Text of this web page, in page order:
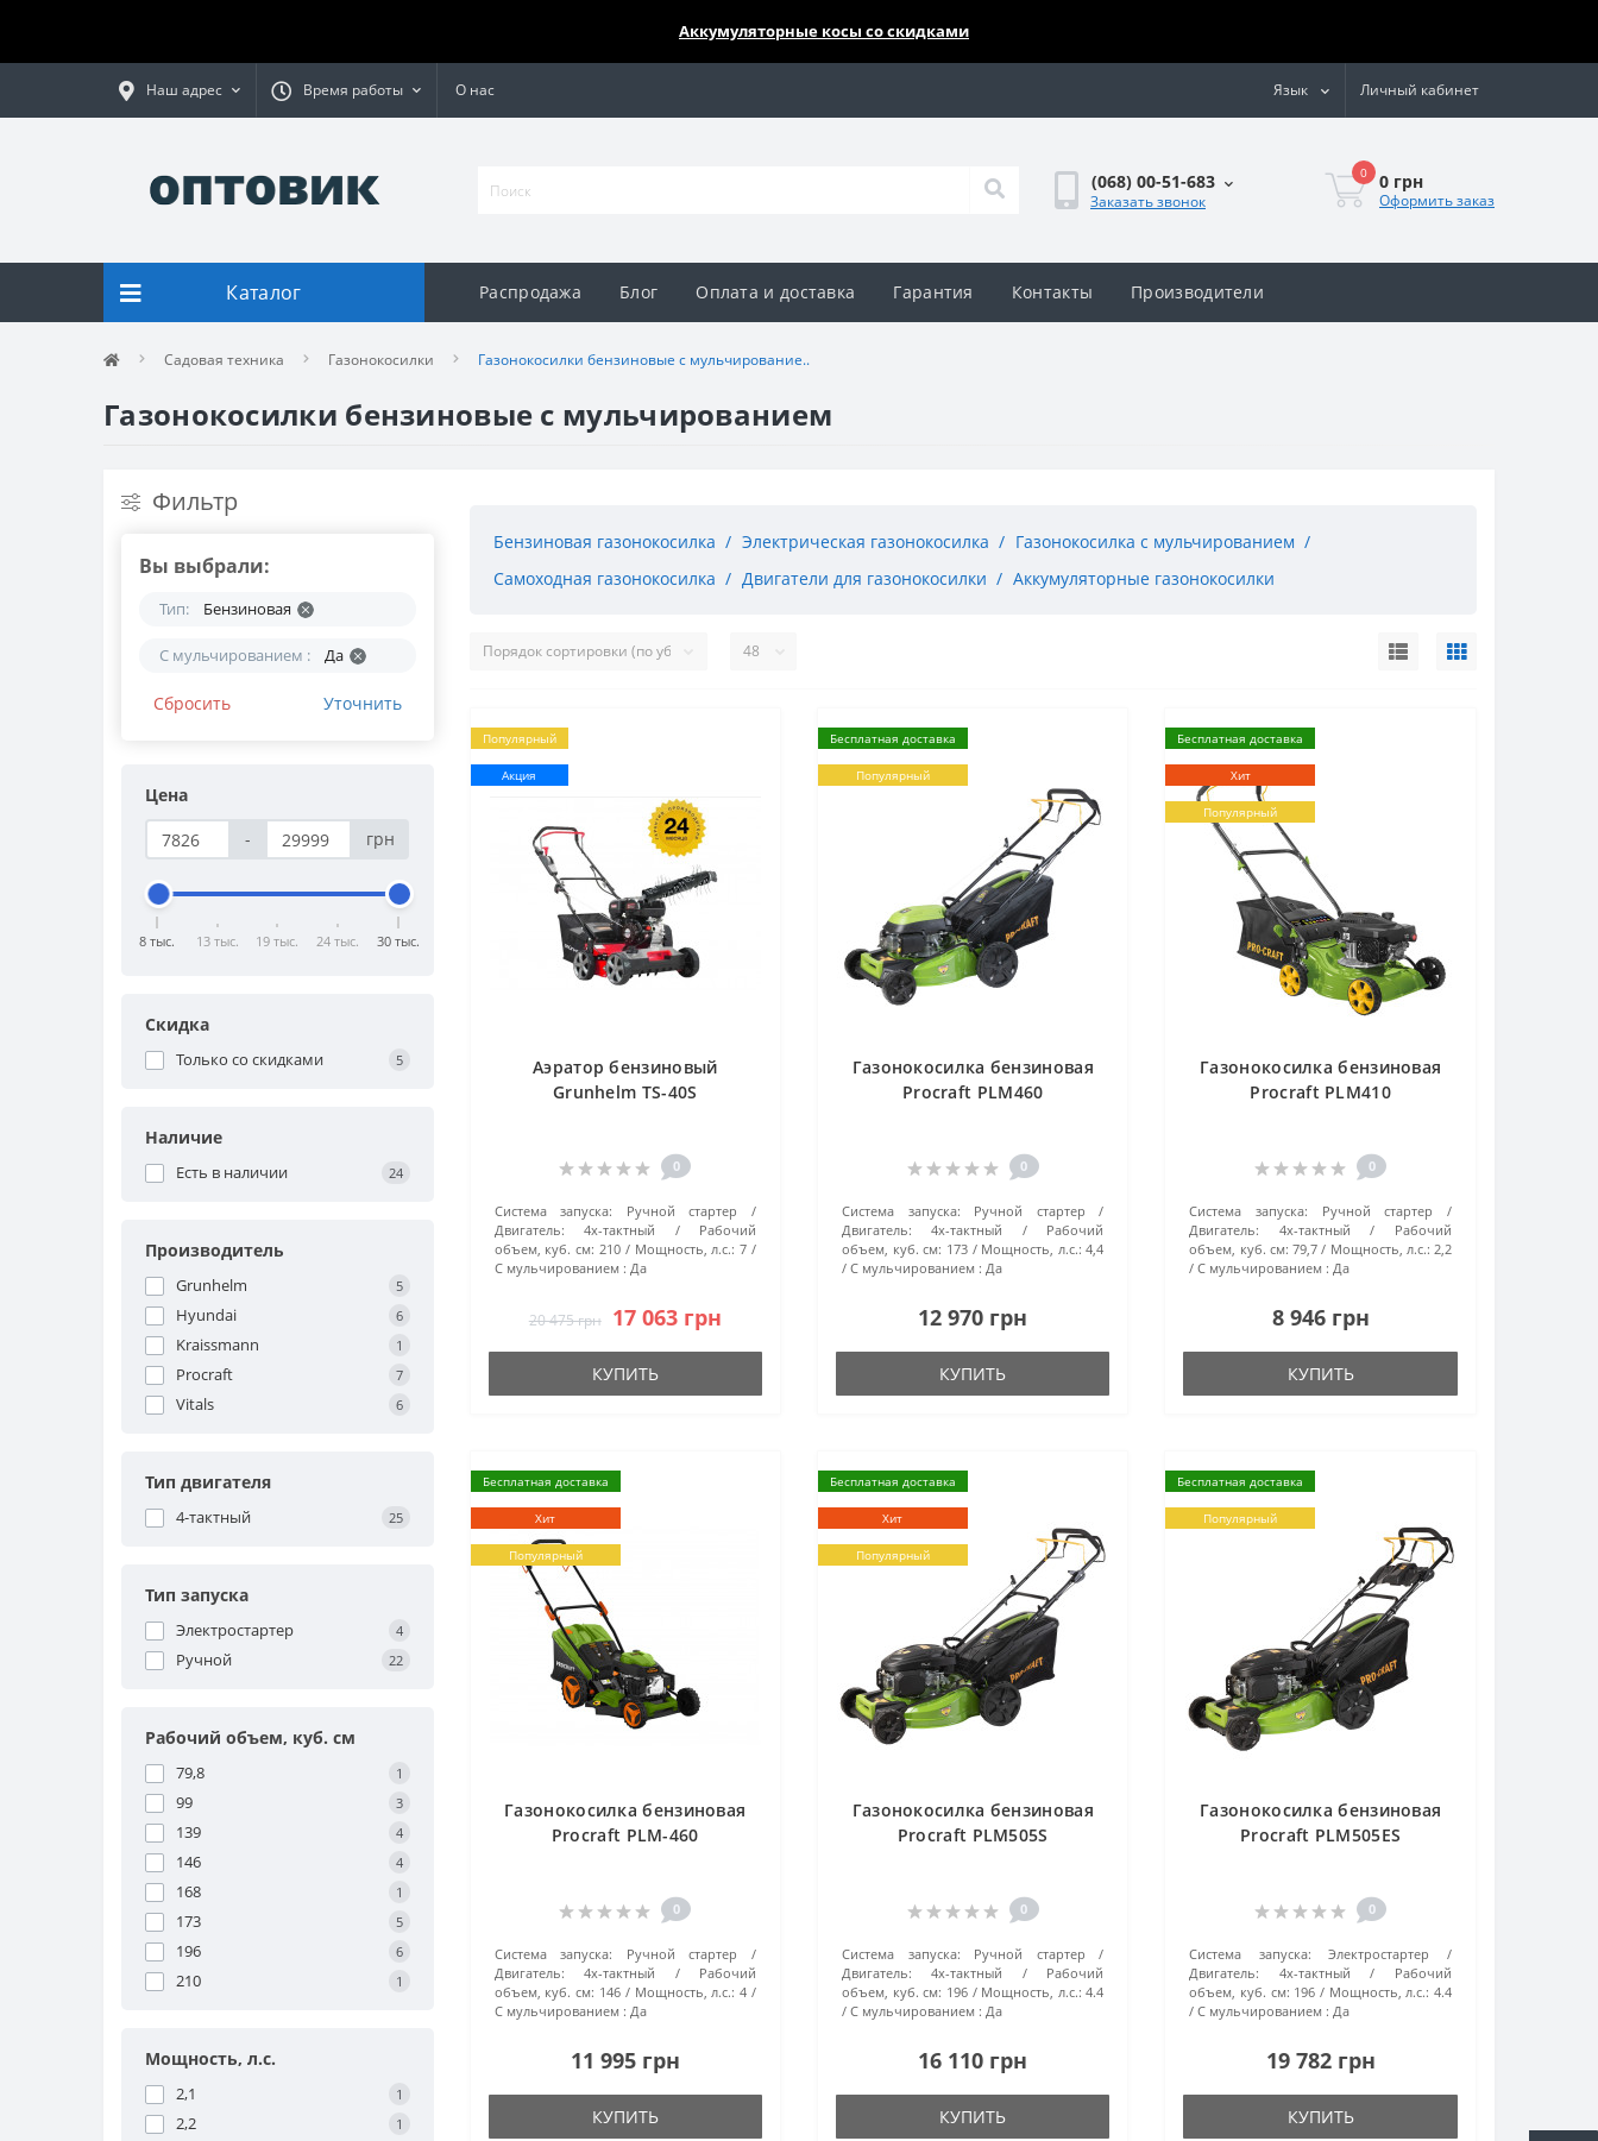
Аккумуляторные косы со скидками
Наш адрес Время работы О нас Язык Личный кабинет
(068) 00-51-683
Заказать звонок
0 0 грн
Оформить заказ
Каталог Распродажа Блог Оплата и доставка Гарантия Контакты Производители
Садовая техника Газонокосилки Газонокосилки бензиновые с мульчирование..
Газонокосилки бензиновые с мульчированием
Фильтр
Вы выбрали:
Тип: Бензиновая
С мульчированием : Да
Сбросить Уточнить
Цена
-
грн
8 тыс. 13 тыс. 19 тыс. 24 тыс. 30 тыс.
Скидка
Только со cкидками 5
Наличие
Есть в наличии 24
Производитель
Grunhelm 5
Hyundai 6
Kraissmann 1
Procraft 7
Vitals 6
Тип двигателя
4-тактный 25
Тип запуска
Электростартер 4
Ручной 22
Рабочий объем, куб. см
79,8 1
99 3
139 4
146 4
168 1
173 5
196 6
210 1
Мощность, л.с.
2,1 1
2,2 1
Бензиновая газонокосилка Электрическая газонокосилка
Газонокосилка с мульчированием
Самоходная газонокосилка
Двигатели для газонокосилки Аккумуляторные газонокосилки
Популярный
Акция
Аэратор бензиновый
Grunhelm TS-40S
0
Система запуска:
Ручной стартер
Двигатель:
4х-тактный
Рабочий
объем, куб. см: 210 Мощность, л.с.: 7
С мульчированием : Да
20 475 грн 17 063 грн
КУПИТЬ
Бесплатная доставка
Популярный
Газонокосилка бензиновая
Procraft PLM460
0
Система запуска:
Ручной стартер
Двигатель:
4х-тактный
Рабочий
объем, куб. см: 173 Мощность, л.с.: 4,4
С мульчированием : Да
12 970 грн
КУПИТЬ
Бесплатная доставка
Хит
Популярный
Газонокосилка бензиновая
Procraft PLM410
0
Система запуска:
Ручной стартер
Двигатель:
4х-тактный
Рабочий
объем, куб. см: 79,7 Мощность, л.с.: 2,2
С мульчированием : Да
8 946 грн
КУПИТЬ
Бесплатная доставка
Хит
Популярный
Газонокосилка бензиновая
Procraft PLM-460
0
Система запуска:
Ручной стартер
Двигатель:
4х-тактный
Рабочий
объем, куб. см: 146 Мощность, л.с.: 4
С мульчированием : Да
11 995 грн
КУПИТЬ
Бесплатная доставка
Хит
Популярный
Газонокосилка бензиновая
Procraft PLM505S
0
Система запуска:
Ручной стартер
Двигатель:
4х-тактный
Рабочий
объем, куб. см: 196 Мощность, л.с.: 4.4
С мульчированием : Да
16 110 грн
КУПИТЬ
Бесплатная доставка
Популярный
Газонокосилка бензиновая
Procraft PLM505ES
0
Система запуска:
Электростартер
Двигатель:
4х-тактный
Рабочий
объем, куб. см: 196 Мощность, л.с.: 4.4
С мульчированием : Да
19 782 грн
КУПИТЬ